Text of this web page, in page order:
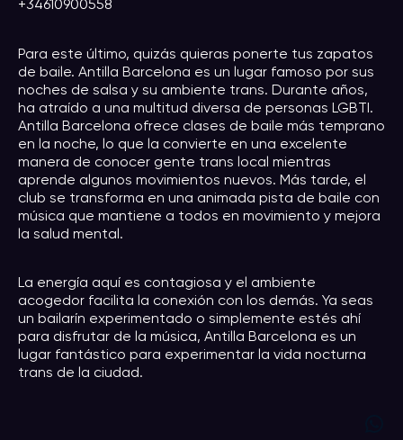
+34610900558
Para este último, quizás quieras ponerte tus zapatos
de baile. Antilla Barcelona es un lugar famoso por sus
noches de salsa y su ambiente trans. Durante años,
ha atraído a una multitud diversa de personas LGBTI.
Antilla Barcelona ofrece clases de baile más temprano
en la noche, lo que la convierte en una excelente
manera de conocer gente trans local mientras
aprende algunos movimientos nuevos. Más tarde, el
club se transforma en una animada pista de baile con
música que mantiene a todos en movimiento y mejora
la salud mental.
La energía aquí es contagiosa y el ambiente
acogedor facilita la conexión con los demás. Ya seas
un bailarín experimentado o simplemente estés ahí
para disfrutar de la música, Antilla Barcelona es un
lugar fantástico para experimentar la vida nocturna
trans de la ciudad.